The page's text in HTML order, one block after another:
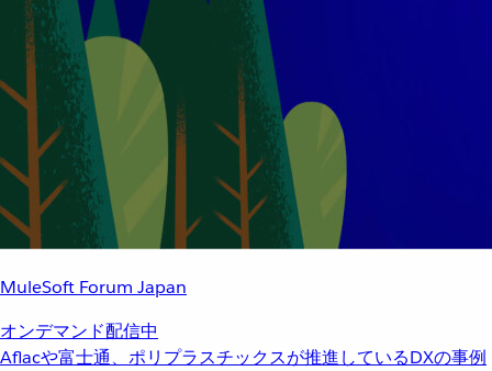
MuleSoft Forum Japan
オンデマンド配信中
Aflacや富士通、ポリプラスチックスが推進しているDXの事例